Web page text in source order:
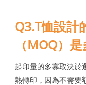
Q3.T恤設計
（MOQ）
起印量的多寡取決於
熱轉印，因為不需要